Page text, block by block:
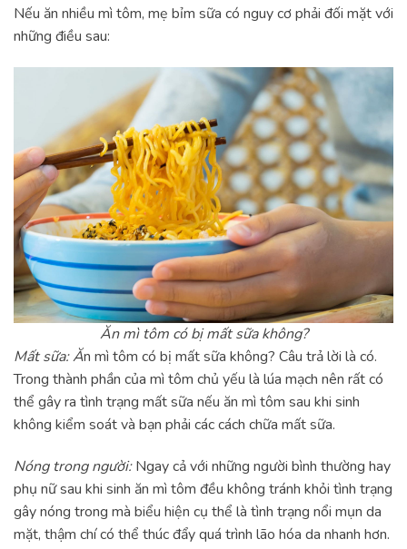
Nếu ăn nhiều mì tôm, mẹ bỉm sữa có nguy cơ phải đối mặt với
những điều sau:
Ăn mì tôm có bị mất sữa không?
Mất sữa: Ăn mì tôm có bị mất sữa không? Câu trả lời là có.
Trong thành phần của mì tôm chủ yếu là lúa mạch nên rất có
thể gây ra tình trạng mất sữa nếu ăn mì tôm sau khi sinh
không kiểm soát và bạn phải các cách chữa mất sữa.
Nóng trong người:Ngay cả với những người bình thường hay
phụ nữ sau khi sinh ăn mì tôm đều không tránh khỏi tình trạng
gây nóng trong mà biểu hiện cụ thể là tình trạng nổi mụn da
mặt, thậm chí có thể thúc đẩy quá trình lão hóa da nhanh hơn.